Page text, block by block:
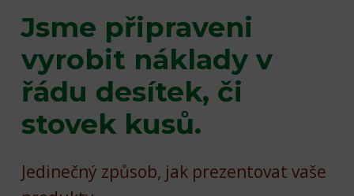
Jsme připraveni
vyrobit náklady v
řádu desítek, či
stovek kusů.
Jedinečný způsob, jak prezentovat vaše